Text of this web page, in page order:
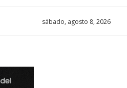
sábado, agosto 8, 2026